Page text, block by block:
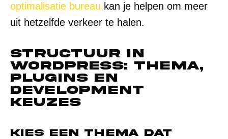
optimalisatie bureau kan je helpen om meer
uit hetzelfde verkeer te halen.
Structuur in
WordPress: thema,
plugins en
development
keuzes
Kies een thema dat